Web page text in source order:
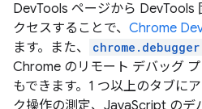
DevTools ページから DevTools
クセスすることで、 Chrome
ます。また、
chrome.debugger
Chrome のリモート デバッグ
もできます。1 つ以上のタブに